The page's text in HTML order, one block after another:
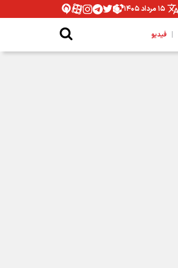
۱۵ مرداد ۱۴۰۵
| فيديو